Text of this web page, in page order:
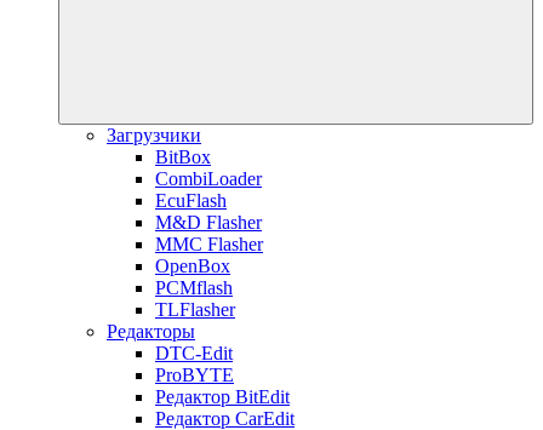
Загрузчики
BitBox
CombiLoader
EcuFlash
M&D Flasher
MMC Flasher
OpenBox
PCMflash
TLFlasher
Редакторы
DTС-Edit
ProBYTE
Редактор BitEdit
Редактор CarEdit